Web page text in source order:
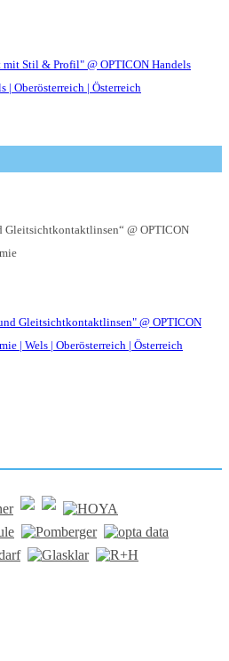
Gleitsichtkontaktlinsen“ @ OPTICON